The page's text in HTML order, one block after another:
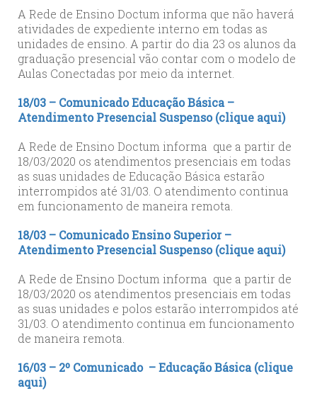
A Rede de Ensino Doctum informa que não haverá
atividades de expediente interno em todas as
unidades de ensino. A partir do dia 23 os alunos da
graduação presencial vão contar com o modelo de
Aulas Conectadas por meio da internet.
18/03 – Comunicado Educação Básica –
Atendimento Presencial Suspenso (clique aqui)
A Rede de Ensino Doctum informa que a partir de
18/03/2020 os atendimentos presenciais em todas
as suas unidades de Educação Básica estarão
interrompidos até 31/03. O atendimento continua
em funcionamento de maneira remota.
18/03 – Comunicado Ensino Superior –
Atendimento Presencial Suspenso (clique aqui)
A Rede de Ensino Doctum informa que a partir de
18/03/2020 os atendimentos presenciais em todas
as suas unidades e polos estarão interrompidos até
31/03. O atendimento continua em funcionamento
de maneira remota.
16/03 – 2º Comunicado – Educação Básica (clique
aqui)